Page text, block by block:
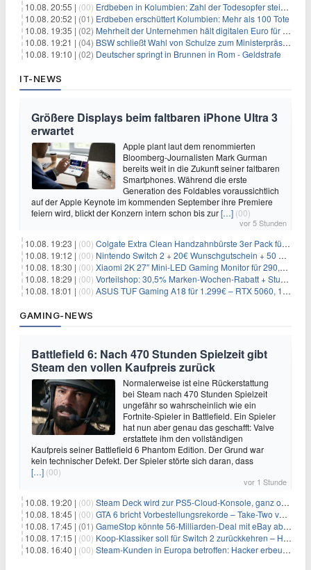
10.08. 20:55 | (00) Erdbeben in Kolumbien: Zahl der Todesopfer steigt auf über 100
10.08. 20:52 | (01) Erdbeben erschüttert Kolumbien: Mehr als 100 Tote
10.08. 19:35 | (02) Mehrheit der Unternehmen hält digitalen Euro für überflüssig
10.08. 19:21 | (04) BSW schließt Wahl von Schulze zum Ministerpräsidenten aus
10.08. 19:10 | (02) Deutscher springt in Brunnen in Rom - Geldstrafe
IT-NEWS
Größere Displays beim faltbaren iPhone Ultra 3
erwartet
Apple plant laut dem renommierten
Bloomberg-Journalisten Mark Gurman
bereits weit in die Zukunft seiner faltbaren
Smartphones. Während die erste
Generation des Foldables voraussichtlich
auf der Apple Keynote im kommenden September ihre Premiere
feiern wird, blickt der Konzern intern schon bis zur[…] (00)
vor 5 Stunden
10.08. 19:23 | (00) Colgate Extra Clean Handzahnbürste 3er Pack für 1,25€
10.08. 19:12 | (00) Nintendo Switch 2 + 20€ Wunschgutschein + 50 GB 5G + Alles-Flat im Vodafone-Netz für 19,99€/Monat – eff. 1,03€/Monat
10.08. 18:30 | (00) Xiaomi 2K 27″ Mini-LED Gaming Monitor für 290,85€ – 180Hz, HDR1000
10.08. 18:29 | (00) Vorteilshop: 30,5% Marken-Wochen-Rabatt + Stubai Funktionsshorts für 34,74€
10.08. 18:01 | (00) ASUS TUF Gaming A18 für 1.299€ – RTX 5060, 18 Zoll, 144Hz
GAMING-NEWS
Battlefield 6: Nach 470 Stunden Spielzeit gibt
Steam den vollen Kaufpreis zurück
Normalerweise ist eine Rückerstattung
bei Steam nach 470 Stunden Spielzeit
ungefähr so wahrscheinlich wie ein
Fortnite-Spieler in Battlefield. Ein Spieler
hat nun aber genau das geschafft: Valve
erstattete ihm den vollständigen
Kaufpreis seiner Battlefield 6 Phantom Edition. Der Grund war
kein technischer Defekt. Der Spieler störte sich daran, dass
[…] (00)
vor 1 Stunde
10.08. 19:20 | (00) Steam Deck wird zur PS5-Cloud-Konsole, ganz ohne eigener PlayStation 5
10.08. 18:45 | (00) GTA 6 bricht Vorbestellungsrekorde – Take-Two verrät trotzdem keine Zahlen
10.08. 17:45 | (01) GameStop könnte 56-Milliarden-Deal mit eBay abblasen, doch Ryan Cohen gibt nicht auf
10.08. 17:15 | (00) Koop-Klassiker soll für Switch 2 zurückkehren – Händler nennt bereits einen Release-Termin
10.08. 16:40 | (00) Steam-Kunden in Europa betroffen: Hacker erbeuten Namen und Adressen bei Valve-Partner